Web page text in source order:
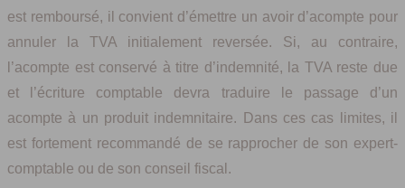
est remboursé, il convient d’émettre un avoir d’acompte pour
annuler la TVA initialement reversée. Si, au contraire,
l’acompte est conservé à titre d’indemnité, la TVA reste due
et l’écriture comptable devra traduire le passage d’un
acompte à un produit indemnitaire. Dans ces cas limites, il
est fortement recommandé de se rapprocher de son expert-
comptable ou de son conseil fiscal.